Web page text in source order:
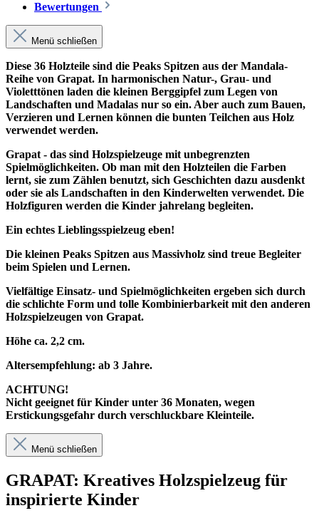
Bewertungen
Menü schließen
Diese 36 Holzteile sind die Peaks Spitzen aus der Mandala-
Reihe von Grapat. In harmonischen Natur-, Grau- und
Violetttönen laden die kleinen Berggipfel zum Legen von
Landschaften und Madalas nur so ein. Aber auch zum Bauen,
Verzieren und Lernen können die bunten Teilchen aus Holz
verwendet werden.
Grapat - das sind Holzspielzeuge mit unbegrenzten
Spielmöglichkeiten. Ob man mit den Holzteilen die Farben
lernt, sie zum Zählen benutzt, sich Geschichten dazu ausdenkt
oder sie als Landschaften in den Kinderwelten verwendet. Die
Holzfiguren werden die Kinder jahrelang begleiten.
Ein echtes Lieblingsspielzeug eben!
Die kleinen Peaks Spitzen aus Massivholz sind treue Begleiter
beim Spielen und Lernen.
Vielfältige Einsatz- und Spielmöglichkeiten ergeben sich durch
die schlichte Form und tolle Kombinierbarkeit mit den anderen
Holzspielzeugen von Grapat.
Höhe ca. 2,2 cm.
Altersempfehlung: ab 3 Jahre.
ACHTUNG!
Nicht geeignet für Kinder unter 36 Monaten, wegen
Erstickungsgefahr durch verschluckbare Kleinteile.
Menü schließen
GRAPAT: Kreatives Holzspielzeug für
inspirierte Kinder